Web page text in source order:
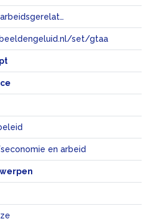
alleen voor arbeidsgerelateerde zaken, zoals loopbaanplanning en -begeleiding
set/gtaa
en arbeid